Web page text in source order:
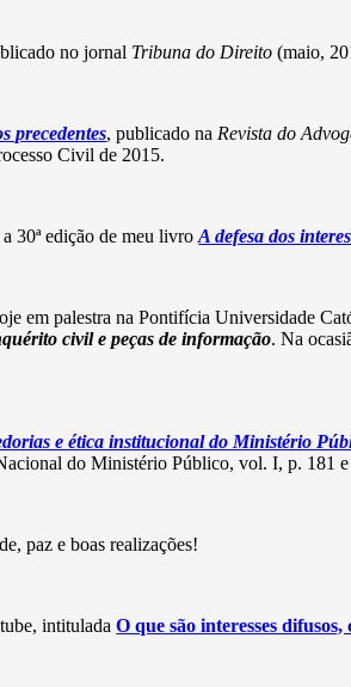
no jornal Tribuna do Direito (maio,
precedentes, publicado na Revista do
Civil de 2015.
30ª edição de meu livro A defesa dos
em palestra na Pontifícia Universidade
civil e peças de informação. Na
e ética institucional do Ministério
do Ministério Público, vol. I, p. 181
paz e boas realizações!
intitulada O que são interesses